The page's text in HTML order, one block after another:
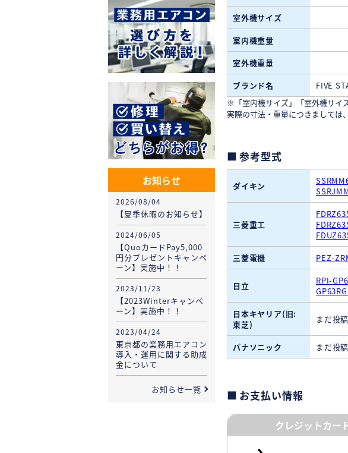
室外機サイズ
室内機重量
室外機重量
ブランド名
FIVE
※「室内機サイズ」「室外機サイ
実際の寸法・重量につきましては
参考型式
ダイキン
三菱重工
三菱電機
PEZ-
日立 RPI-
日本キヤリア(旧:
東芝)
まだ投
パナソニック まだ投
お支払い情報
クレジットカー
お知らせ
2026/08/04
【夏季休暇のお知らせ】
2024/06/05
【QuoカードPay5,000
円分プレゼントキャンペ
ーン】実施中！！
2023/11/23
【2023Winterキャンペ
ーン】実施中！！
2023/04/24
東京都の業務用エアコン
導入・運用に関する助成
金について
お知らせ一覧